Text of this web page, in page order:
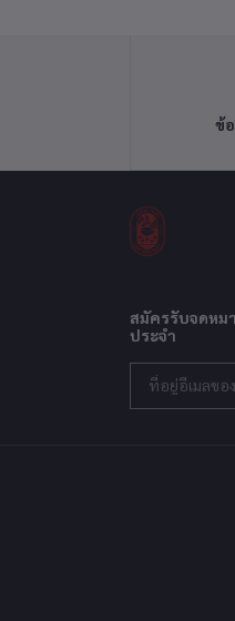
ข้
สมัครรับจดหม
ประจำ